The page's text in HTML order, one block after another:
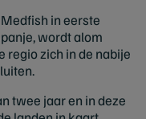
in eerste
wordt alom
regio zich in de nabije
twee jaar en in deze